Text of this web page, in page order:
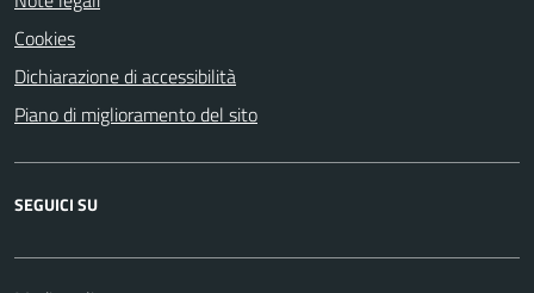
Cookies
Dichiarazione di accessibilità
Piano di miglioramento del sito
SEGUICI SU